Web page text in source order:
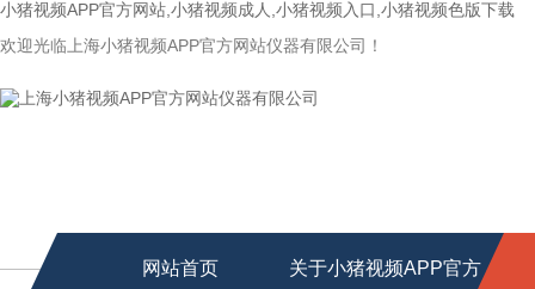
小猪视频APP官方网站,小猪视频成人,小猪视频入口,小猪视频色版下载
欢迎光临上海小猪视频APP官方网站仪器有限公司！
网站首页 关于小猪视频APP官方